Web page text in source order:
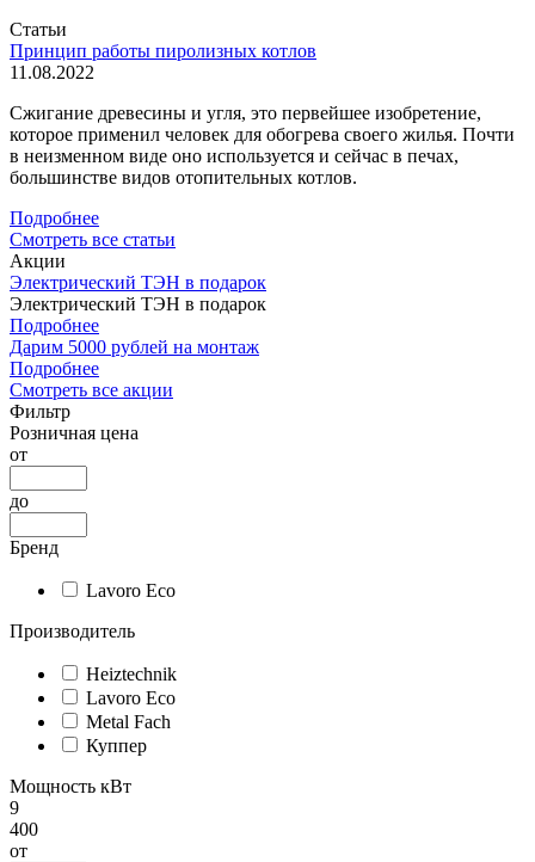
Статьи
Принцип работы пиролизных котлов
11.08.2022
Сжигание древесины и угля, это первейшее изобретение,
которое применил человек для обогрева своего жилья. Почти
в неизменном виде оно используется и сейчас в печах,
большинстве видов отопительных котлов.
Подробнее
Смотреть все статьи
Акции
Электрический ТЭН в подарок
Электрический ТЭН в подарок
Подробнее
Дарим 5000 рублей на монтаж
Подробнее
Смотреть все акции
Фильтр
Розничная цена
от
до
Бренд
Lavoro Eco
Производитель
Heiztechnik
Lavoro Eco
Metal Fach
Куппер
Мощность кВт
9
400
от